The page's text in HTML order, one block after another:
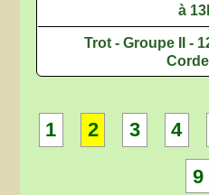
à
Trot - Groupe II -
1 2 3 4
9